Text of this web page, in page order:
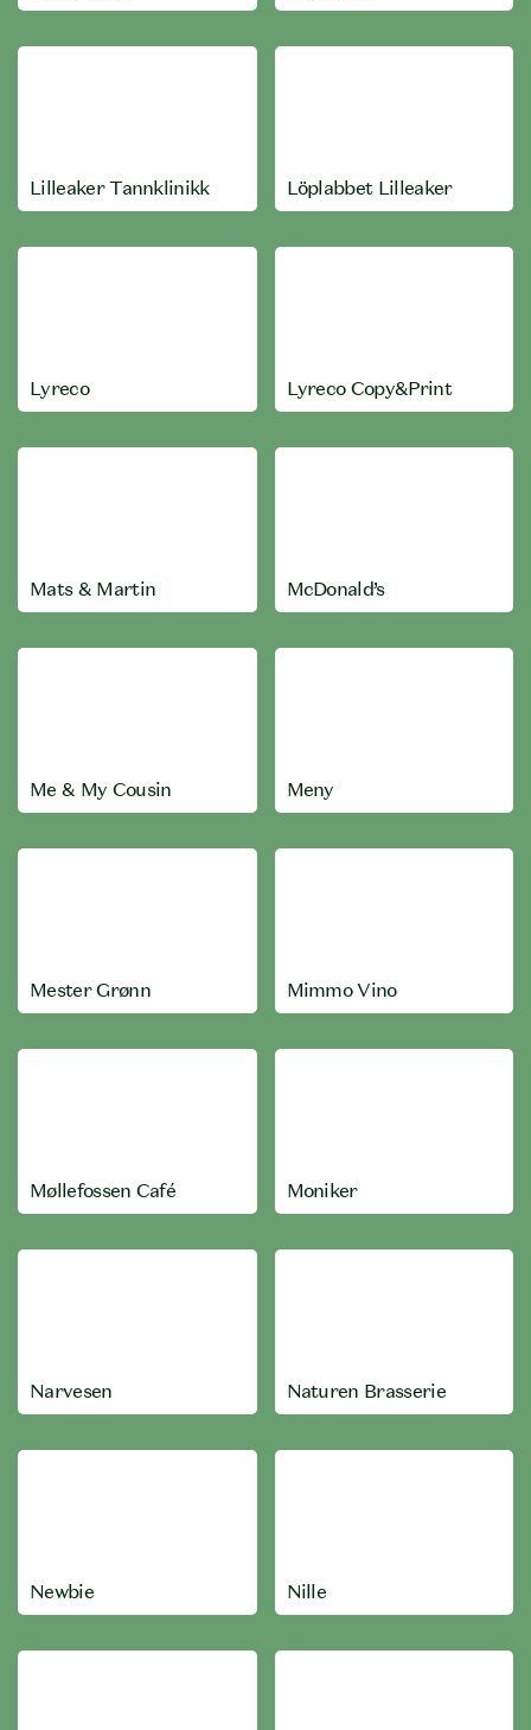
Lilleaker Tannklinikk Löplabbet Lilleaker
Lyreco Lyreco Copy&Print
Mats & Martin McDonald’s
Me & My Cousin Meny
Mester Grønn Mimmo Vino
Møllefossen Café Moniker
Narvesen Naturen Brasserie
Newbie Nille